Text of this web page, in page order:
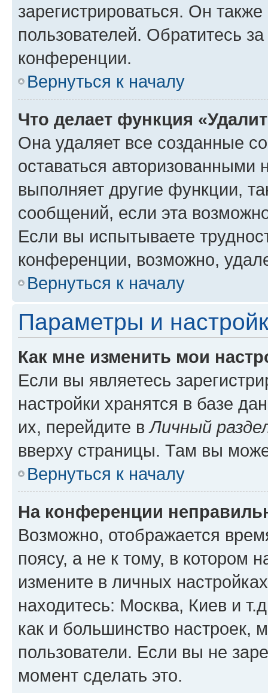
зарегистрироваться. Он
пользователей. Обратитесь
конференции.
Вернуться к началу
Что делает функция
Она удаляет все созданные
оставаться авторизованными
выполняет другие функции,
сообщений, если эта
Если вы испытываете
конференции, возможно,
Вернуться к началу
Параметры и
Как мне изменить мои
Если вы являетесь
настройки хранятся в базе
их, перейдите вЛичный
вверху страницы. Там вы
Вернуться к началу
На конференции
Возможно, отображается
поясу, а не к тому, в котором
измените в личных
находитесь: Москва, Киев и
как и большинство настроек,
пользователи. Если вы не
момент сделать это.